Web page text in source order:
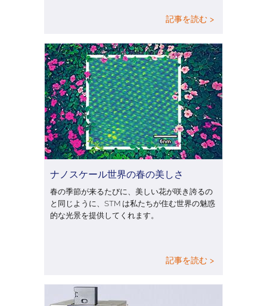
記事を読む >
ナノスケール世界の春の美しさ
春の季節が来るたびに、美しい花が咲き誇るの
と同じように、STM は私たちが住む世界の魅惑
的な光景を提供してくれます。
記事を読む >